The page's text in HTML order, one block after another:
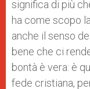
significa di più
ha come scopo
anche il senso
bene che ci
bontà è vera: è
fede cristiana,